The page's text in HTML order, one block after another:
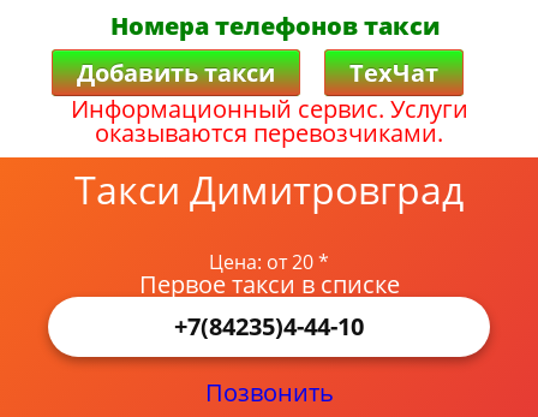
Номера телефонов такси
Добавить такси
ТехЧат
Информационный сервис. Услуги
оказываются перевозчиками.
Такси Димитровград
Цена: от 20 *
Первое такси в списке
+7(84235)4-44-10
Позвонить